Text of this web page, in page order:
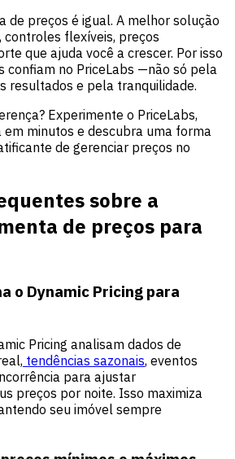
de preços é igual. A melhor solução
controles flexíveis, preços
que ajuda você a crescer. Por isso
confiam no PriceLabs —não só pela
resultados e pela tranquilidade.
Experimente o PriceLabs,
minutos e descubra uma forma
de gerenciar preços no
sobre a
de preços para
o Dynamic Pricing para
Pricing analisam dados de
tendências sazonais, eventos
para ajustar
preços por noite. Isso maximiza
seu imóvel sempre